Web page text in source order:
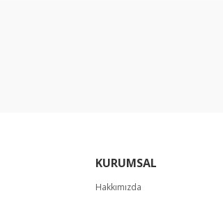
KURUMSAL
Hakkımızda